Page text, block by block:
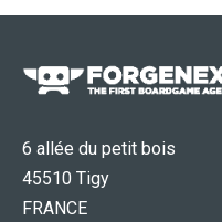
6 allée du petit bois
45510 Tigy
FRANCE